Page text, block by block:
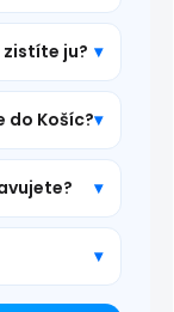
zistíte ju?
do Košíc?